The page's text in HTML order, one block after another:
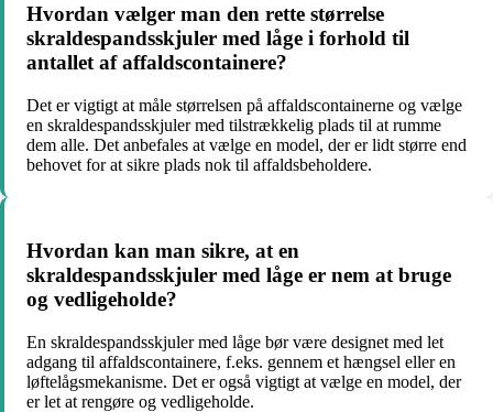
Hvordan vælger man den rette størrelse
skraldespandsskjuler med låge i forhold til
antallet af affaldscontainere?
Det er vigtigt at måle størrelsen på affaldscontainerne og vælge
en skraldespandsskjuler med tilstrækkelig plads til at rumme
dem alle. Det anbefales at vælge en model, der er lidt større end
behovet for at sikre plads nok til affaldsbeholdere.
Hvordan kan man sikre, at en
skraldespandsskjuler med låge er nem at bruge
og vedligeholde?
En skraldespandsskjuler med låge bør være designet med let
adgang til affaldscontainere, f.eks. gennem et hængsel eller en
løftelågsmekanisme. Det er også vigtigt at vælge en model, der
er let at rengøre og vedligeholde.